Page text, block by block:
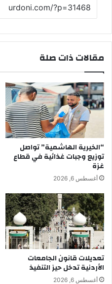
مقالات ذات صلة
“الخيرية الهاشمية” تواصل
توزيع وجبات غذائية في قطاع
غزة
أغسطس 6, 2026
تعديلات قانون الجامعات
الأردنية تدخل حيز التنفيذ
أغسطس 6, 2026